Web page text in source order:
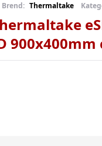
Brend: Thermaltake